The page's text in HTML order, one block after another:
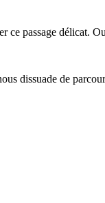
passage délicat.
dissuade de